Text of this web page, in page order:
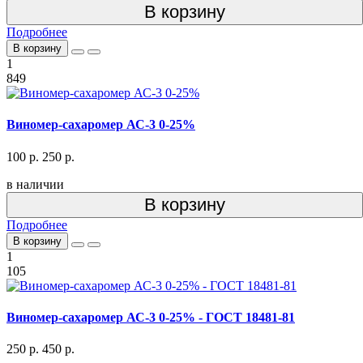
В корзину
Подробнее
В корзину
1
849
Виномер-сахаромер АС-3 0-25%
100 р. 250 р.
в наличии
В корзину
Подробнее
В корзину
1
105
Виномер-сахаромер АС-3 0-25% - ГОСТ 18481-81
250 р. 450 р.